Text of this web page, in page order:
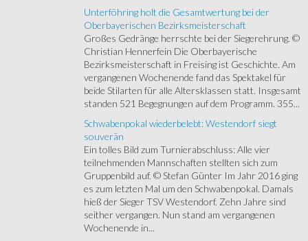
Unterföhring holt die Gesamtwertung bei der
Oberbayerischen Bezirksmeisterschaft
Großes Gedränge herrschte bei der Siegerehrung. ©
Christian Hennerfein Die Oberbayerische
Bezirksmeisterschaft in Freising ist Geschichte. Am
vergangenen Wochenende fand das Spektakel für
beide Stilarten für alle Altersklassen statt. Insgesamt
standen 521 Begegnungen auf dem Programm. 355...
Schwabenpokal wiederbelebt: Westendorf siegt
souverän
Ein tolles Bild zum Turnierabschluss: Alle vier
teilnehmenden Mannschaften stellten sich zum
Gruppenbild auf. © Stefan Günter Im Jahr 2016 ging
es zum letzten Mal um den Schwabenpokal. Damals
hieß der Sieger TSV Westendorf. Zehn Jahre sind
seither vergangen. Nun stand am vergangenen
Wochenende in...